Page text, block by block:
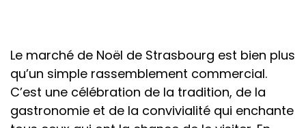
Le marché de Noël de Strasbourg est bien plus
qu’un simple rassemblement commercial.
C’est une célébration de la tradition, de la
gastronomie et de la convivialité qui enchante